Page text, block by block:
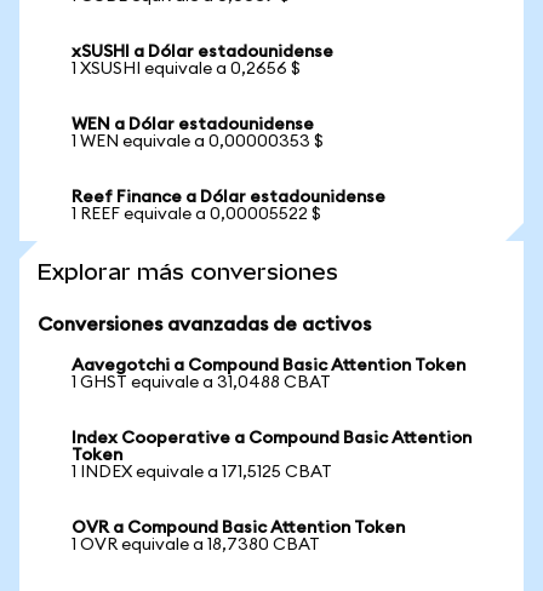
xSUSHI a Dólar estadounidense
1 XSUSHI equivale a 0,2656 $
WEN a Dólar estadounidense
1 WEN equivale a 0,00000353 $
Reef Finance a Dólar estadounidense
1 REEF equivale a 0,00005522 $
Explorar más conversiones
Conversiones avanzadas de activos
Aavegotchi a Compound Basic Attention Token
1 GHST equivale a 31,0488 CBAT
Index Cooperative a Compound Basic Attention
Token
1 INDEX equivale a 171,5125 CBAT
OVR a Compound Basic Attention Token
1 OVR equivale a 18,7380 CBAT